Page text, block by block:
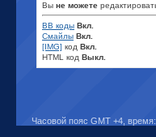
Вы не можете
BB коды Вкл.
Смайлы Вкл.
[IMG] код Вкл.
HTML код Выкл.
Часовой пояс GMT +4, время: